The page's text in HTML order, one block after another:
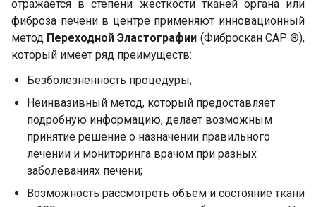
отражается в степени жесткости тканей органа или
фиброза печени в центре применяют инновационный
метод Переходной Эластографии (Фиброскан CAP ®),
который имеет ряд преимуществ:
Безболезненность процедуры;
Неинвазивный метод, который предоставляет
подробную информацию, делает возможным
принятие решение о назначении правильного
лечении и мониторинга врачом при разных
заболеваниях печени;
Возможность рассмотреть объем и состояние ткани